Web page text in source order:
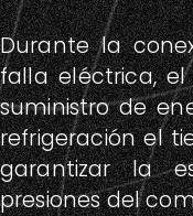
Durante la
falla eléctrica,
suministro de
refrigeración el
garantizar la
presiones del
Interruptor
Inversión Fase
Usos
AIRES
BTU (2 TON)